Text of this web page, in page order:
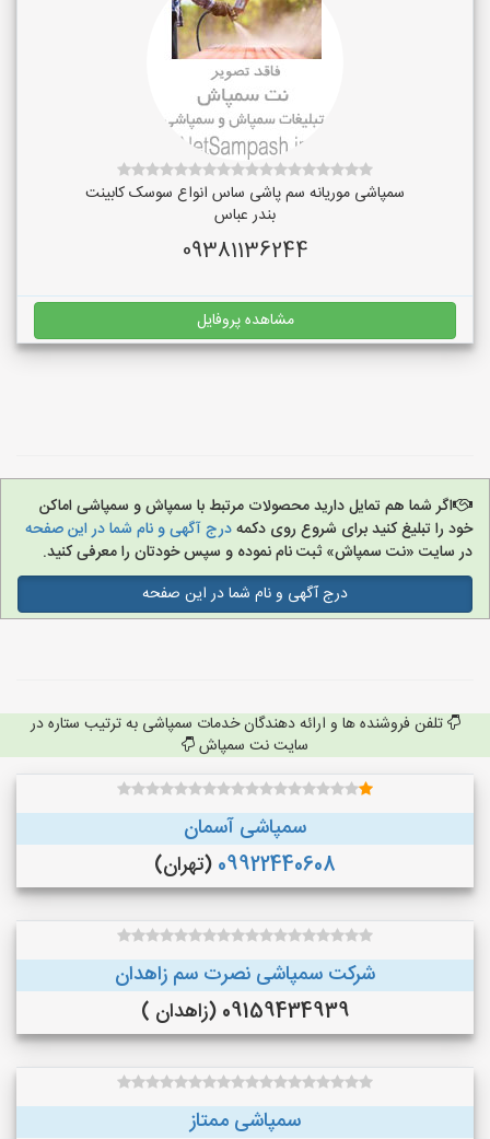
سمپاشی موریانه سم پاشی ساس انواع سوسک کابینت
بندر عباس
09381136244
مشاهده پروفایل
اگر شما هم تمایل دارید محصولات مرتبط با سمپاش و سمپاشی اماکن
خود را تبلیغ کنید برای شروع روی دکمهدرج آگهی و نام شما در این صفحه
در سایت «نت سمپاش» ثبت نام نموده و سپس خودتان را معرفی کنید.
درج آگهی و نام شما در این صفحه
تلفن فروشنده ها و ارائه دهندگان خدمات سمپاشی به ترتیب ستاره در
سایت نت سمپاش
سمپاشی آسمان
09922440608 (تهران)
شرکت سمپاشی نصرت سم زاهدان
09159434939 (زاهدان )
سمپاشی ممتاز